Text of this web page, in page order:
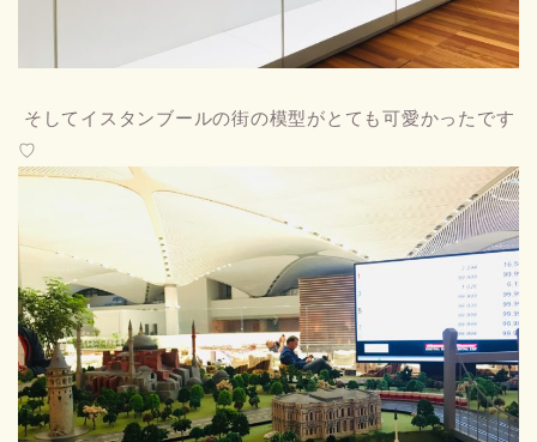
そしてイスタンブールの街の模型がとても可愛かったです
♡